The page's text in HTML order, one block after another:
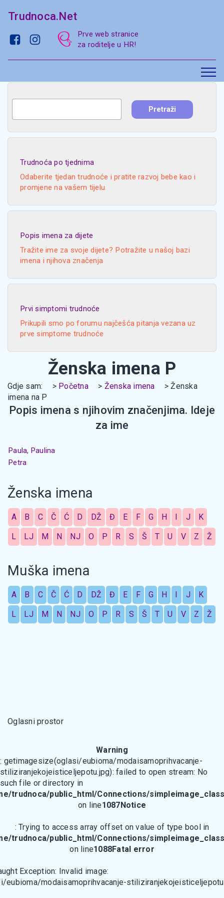
Trudnoca.Net
Prve web stranice
za roditelje u HR!
Trudnoća po tjednima
Odaberite tjedan trudnoće i pratite razvoj bebe kao i
promjene na vašem tijelu
Popis imena za dijete
Tražite ime za svoje dijete? Potražite u našoj bazi
imena i njihova značenja
Prvi simptomi trudnoće
Prikupili smo po forumu najčešća pitanja vezana uz
prve simptome trudnoće
Ženska imena P
Gdje sam: Početna Ženska imena
Ženska
imena na P
Popis imena s njihovim značenjima. Ideje
za ime
Paula, Paulina
Petra
Ženska imena
A B C Č Ć D DŽ Đ E F G H I J K
L LJ M N NJ O P R S Š T U V Z Ž
Muška imena
A B C Č Ć D DŽ Đ E F G H I J K
L LJ M N NJ O P R S Š T U V Z Ž
Oglasni prostor
Warning
: getimagesize(oglasi/eubioma/modaisamoprihvacanje-
stiliziranjekojeisticeljepotu.jpg): failed to open stream: No
such file or directory in
trudnoca/public_html/Connections/
on line1087Notice
: Trying to access array offset on value of type bool in
trudnoca/public_html/Connections/
on line1088Fatal error
Exception: Invalid image:
eubioma/modaisamoprihvacanje-